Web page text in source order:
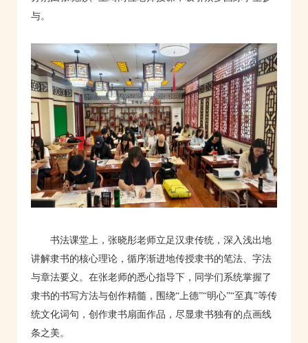
与。
书法课堂上，张晓彤老师立足汉隶传统，深入浅出地
讲解隶书的核心理论，循序渐进地传授隶书的笔法、字法
与章法要义。在张老师的悉心指导下，同学们系统掌握了
隶书的书写方法与创作精髓，围绕“上德”“明心”“至真”等传
统文化词句，创作隶书扇面作品，尽显隶书独有的点画线
条之美。